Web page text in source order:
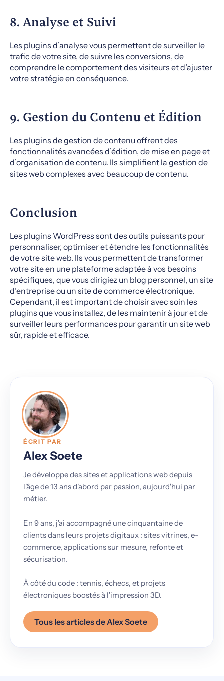
8. Analyse et Suivi
Les plugins d’analyse vous permettent de surveiller le
trafic de votre site, de suivre les conversions, de
comprendre le comportement des visiteurs et d’ajuster
votre stratégie en conséquence.
9. Gestion du Contenu et Édition
Les plugins de gestion de contenu offrent des
fonctionnalités avancées d’édition, de mise en page et
d’organisation de contenu. Ils simplifient la gestion de
sites web complexes avec beaucoup de contenu.
Conclusion
Les plugins WordPress sont des outils puissants pour
personnaliser, optimiser et étendre les fonctionnalités
de votre site web. Ils vous permettent de transformer
votre site en une plateforme adaptée à vos besoins
spécifiques, que vous dirigiez un blog personnel, un site
d’entreprise ou un site de commerce électronique.
Cependant, il est important de choisir avec soin les
plugins que vous installez, de les maintenir à jour et de
surveiller leurs performances pour garantir un site web
sûr, rapide et efficace.
ÉCRIT PAR
Alex Soete
Je développe des sites et applications web depuis
l'âge de 13 ans d'abord par passion, aujourd'hui par
métier.
En 9 ans, j'ai accompagné une cinquantaine de
clients dans leurs projets digitaux : sites vitrines, e-
commerce, applications sur mesure, refonte et
sécurisation.
À côté du code : tennis, échecs, et projets
électroniques boostés à l'impression 3D.
Tous les articles de Alex Soete